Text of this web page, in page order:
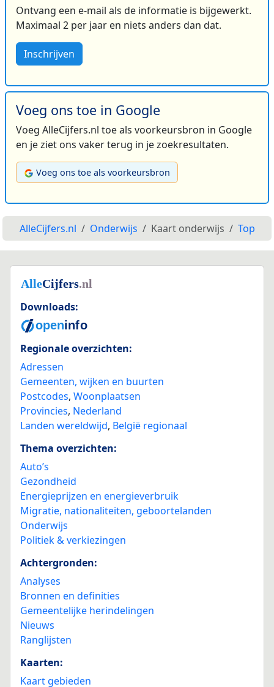
Ontvang een e-mail als de informatie is bijgewerkt.
Maximaal 2 per jaar en niets anders dan dat.
Inschrijven
Voeg ons toe in Google
Voeg AlleCijfers.nl toe als voorkeursbron in Google
en je ziet ons vaker terug in je zoekresultaten.
Voeg ons toe als voorkeursbron
AlleCijfers.nl Onderwijs Kaart onderwijs Top
Downloads:
Regionale overzichten:
Adressen
Gemeenten, wijken en buurten
Postcodes, Woonplaatsen
Provincies, Nederland
Landen wereldwijd, België regionaal
Thema overzichten:
Auto’s
Gezondheid
Energieprijzen en energieverbruik
Migratie, nationaliteiten, geboortelanden
Onderwijs
Politiek & verkiezingen
Achtergronden:
Analyses
Bronnen en definities
Gemeentelijke herindelingen
Nieuws
Ranglijsten
Kaarten:
Kaart gebieden